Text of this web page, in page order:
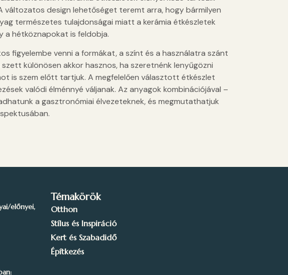
változatos design lehetőséget teremt arra, hogy bármilyen
természetes tulajdonságai miatt a kerámia étkészletek
a hétköznapokat is feldobja.
figyelembe venni a formákat, a színt és a használatra szánt
szett különösen akkor hasznos, ha szeretnénk lenyűgözni
is szem előtt tartjuk. A megfelelően választott étkészlet
valódi élménnyé váljanak. Az anyagok kombinációjával –
a gasztronómiai élvezeteknek, és megmutathatjuk
előnyei,
Témakörök
Otthon
Stílus és Inspiráció
Kert és Szabadidő
Építkezés